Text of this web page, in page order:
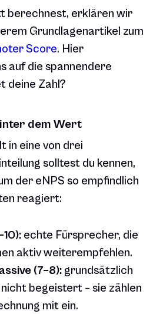
berechnest, erklären wir
Grundlagenartikel zum
Score. Hier
auf die spannendere
deine Zahl?
dem Wert
in eine von drei
solltest du kennen,
der eNPS so empfindlich
reagiert:
echte Fürsprecher, die
aktiv weiterempfehlen.
(7–8): grundsätzlich
begeistert – sie zählen
mit ein.